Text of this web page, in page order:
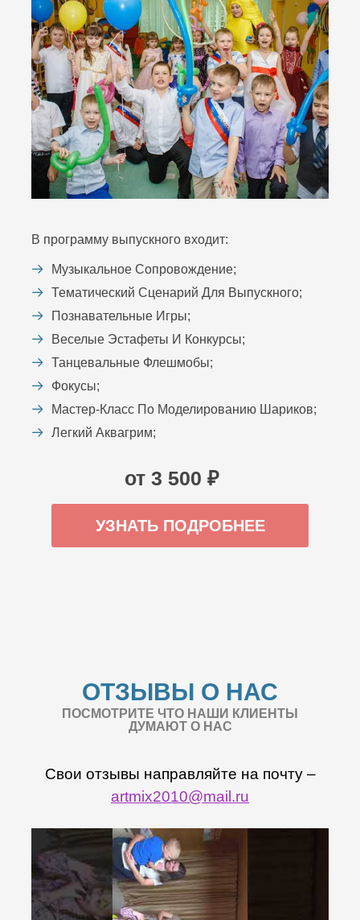
В программу выпускного входит:
Музыкальное Сопровождение;
Тематический Сценарий Для Выпускного;
Познавательные Игры;
Веселые Эстафеты И Конкурсы;
Танцевальные Флешмобы;
Фокусы;
Мастер-Класс По Моделированию Шариков;
Легкий Аквагрим;
от 3 500 ₽
УЗНАТЬ ПОДРОБНЕЕ
ОТЗЫВЫ О НАС
ПОСМОТРИТЕ ЧТО НАШИ КЛИЕНТЫ
ДУМАЮТ О НАС
Свои отзывы направляйте на почту –
artmix2010@mail.ru